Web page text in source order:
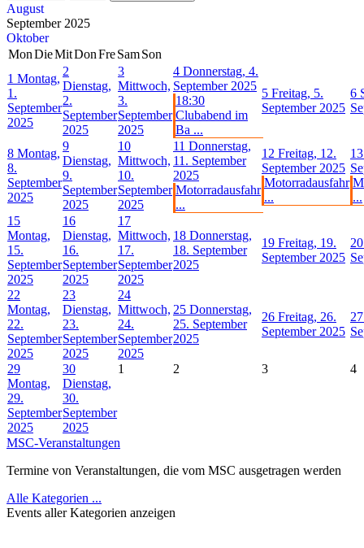
August
September 2025
Oktober
MonDieMitDonFreSamSon
1 Montag,
1.
September
2025
2
Dienstag,
2.
September
2025
3
Mittwoch,
3.
September
2025
4 Donnerstag, 4.
September 2025
18:30
Clubabend im
Ba ...
5 Freitag, 5.
September 2025
6
8 Montag,
8.
September
2025
9
Dienstag,
9.
September
2025
10
Mittwoch,
10.
September
2025
11 Donnerstag,
11. September
2025
Motorradausfahr
...
12 Freitag, 12.
September 2025
Motorradausfahr
...
13
...
15
Montag,
15.
September
2025
16
Dienstag,
16.
September
2025
17
Mittwoch,
17.
September
2025
18 Donnerstag,
18. September
2025
19 Freitag, 19.
September 2025
20
22
Montag,
22.
September
2025
23
Dienstag,
23.
September
2025
24
Mittwoch,
24.
September
2025
25 Donnerstag,
25. September
2025
26 Freitag, 26.
September 2025
27
29
Montag,
29.
September
2025
30
Dienstag,
30.
September
2025
1 2 3 4
MSC-Veranstaltungen
Termine von Veranstaltungen, die vom MSC ausgetragen werden
Alle Kategorien ...
Events aller Kategorien anzeigen